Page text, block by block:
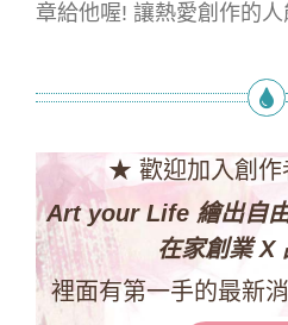
章給他喔! 讓熱愛創作的
★ 歡迎加入創作
Art your Life 繪出自
在家創業 X
裡面有第一手的最新